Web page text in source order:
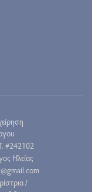
#242102
Ηλείας
/